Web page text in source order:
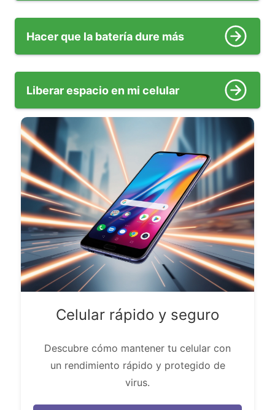
Hacer que la batería dure más
Liberar espacio en mi celular
Celular rápido y seguro
Descubre cómo mantener tu celular con
un rendimiento rápido y protegido de
virus.